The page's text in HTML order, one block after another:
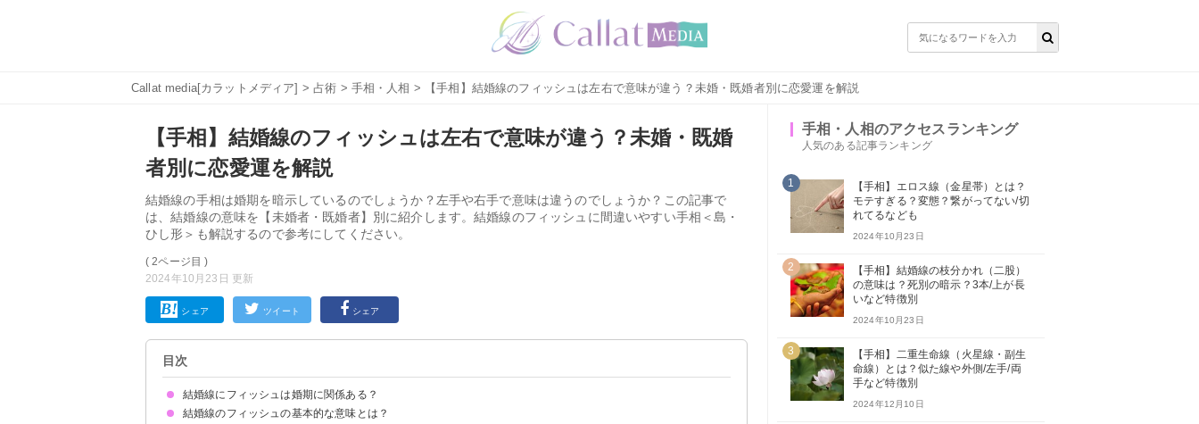
Callat media[カラットメディア] >占術 > 手相・人相 > 【手相】結婚線のフィッシュは左右で意味が違う？未婚・既婚者別に恋愛運を解説
【手相】結婚線のフィッシュは左右で意味が違う？未婚・既婚
者別に恋愛運を解説
結婚線の手相は婚期を暗示しているのでしょうか？左手や右手で意味は違うのでしょうか？この記事で
は、結婚線の意味を【未婚者・既婚者】別に紹介します。結婚線のフィッシュに間違いやすい手相＜島・
ひし形＞も解説するので参考にしてください。
( 2ページ目 )
2024年10月23日 更新
シェア ツイート シェア
目次
結婚線にフィッシュは婚期に関係ある？
結婚線のフィッシュの基本的な意味とは？
手相・人相のアクセスランキング
人気のある記事ランキング
1
【手相】エロス線（金星帯）とは？
モテすぎる？変態？繋がってない/切
れてるなども
2024年10月23日
2
【手相】結婚線の枝分かれ（二股）
の意味は？死別の暗示？3本/上が長
いなど特徴別
2024年10月23日
3
【手相】二重生命線（火星線・副生
命線）とは？似た線や外側/左手/両
手など特徴別
2024年12月10日